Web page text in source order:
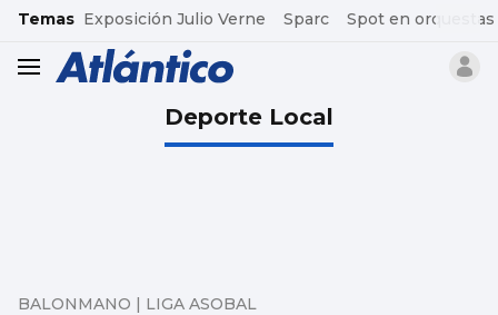
common.go-to-content
Temas Exposición Julio Verne Sparc Spot en orquestas
header.menu.open
Deporte Local
BALONMANO | LIGA ASOBAL